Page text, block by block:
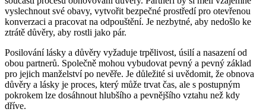
vyslechnout své obavy, vytvořit bezpečné prostředí pro otevřenou
konverzaci a pracovat na odpouštění. Je nezbytné, aby nedošlo ke
ztrátě důvěry, aby rostli jako pár.
Posilování lásky a důvěry vyžaduje trpělivost, úsilí a nasazení od
obou partnerů. Společně mohou vybudovat pevný a pevný základ
pro jejich manželství po nevěře. Je důležité si uvědomit, že obnova
důvěry a lásky je proces, který může trvat čas, ale s postupným
pokrokem lze dosáhnout hlubšího a pevnějšího vztahu než kdy
dříve.